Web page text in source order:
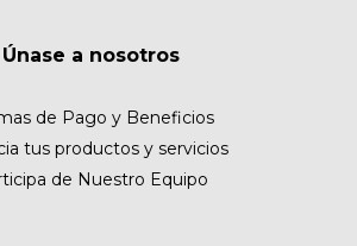
Únase a nosotros
de Pago y Beneficios
tus productos y servicios
de Nuestro Equipo